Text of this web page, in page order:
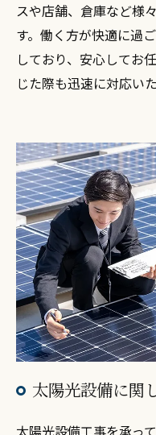
スや店舗、倉庫など様
す。働く方が快適に過
しており、安心してお
じた際も迅速に対応いた
太陽光設備に関
太陽光設備工事を承っ